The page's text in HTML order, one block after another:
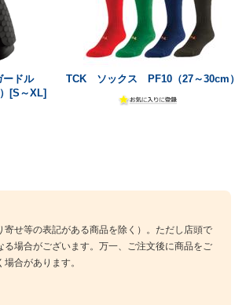
ードル
[S～XL]
TCK ソックス PF10（27～30cm）
せ等の表記がある商品を除く）。ただし店頭で
場合がございます。万一、ご注文後に商品をご
合があります。